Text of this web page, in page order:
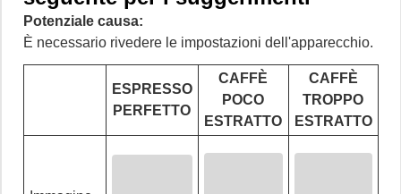
Potenziale causa:
È necessario rivedere le impostazioni dell'apparecchio.
ESPRESSO
PERFETTO
CAFFÈ
POCO
ESTRATTO
CAFFÈ
TROPPO
ESTRATTO